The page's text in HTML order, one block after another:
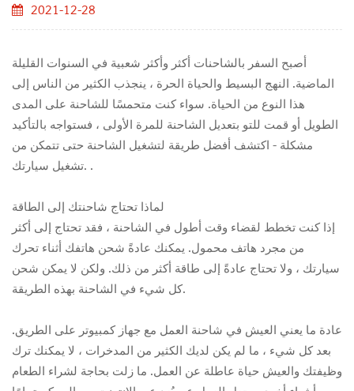
2021-12-28
أصبح السفر بالشاحنات أكثر وأكثر شعبية في السنوات القليلة
الماضية. النهج البسيط والحياة الحرة ، ينجذب الكثير من الناس إلى
هذا النوع من الحياة. سواء كنت متحمسًا للشاحنة على المدى
الطويل أو قمت للتو بتعديل الشاحنة للمرة الأولى ، فستواجه بالتأكيد
مشكلة - اكتشف أفضل طريقة لتشغيل الشاحنة حتى تتمكن من
تشغيل سيارتك. .
لماذا تحتاج شاحنتك إلى الطاقة
إذا كنت تخطط لقضاء وقت أطول في الشاحنة ، فقد تحتاج إلى أكثر
من مجرد هاتف محمول. يمكنك عادةً شحن هاتفك أثناء تحرك
سيارتك ، ولا تحتاج عادةً إلى طاقة أكثر من ذلك. ولكن لا يمكن شحن
كل شيء في الشاحنة بهذه الطريقة.
عادة ما يعني العيش في شاحنة العمل مع جهاز كمبيوتر على الطريق.
بعد كل شيء ، ما لم يكن لديك الكثير من المدخرات ، لا يمكنك ترك
وظيفتك والعيش حياة عاطلة عن العمل. ما زلت بحاجة لشراء الطعام